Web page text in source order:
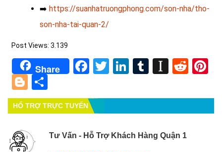
➡️ https://suanhatruongphong.com/son-nha/tho-
son-nha-tai-quan-2/
Post Views: 3.139
Share Facebook
TwitterLinkedIn
Tumblr
Blogger
HỔ TRỢ TRỰC TUYẾN
Tư Vấn - Hỗ Trợ Khách Hàng Quận 1